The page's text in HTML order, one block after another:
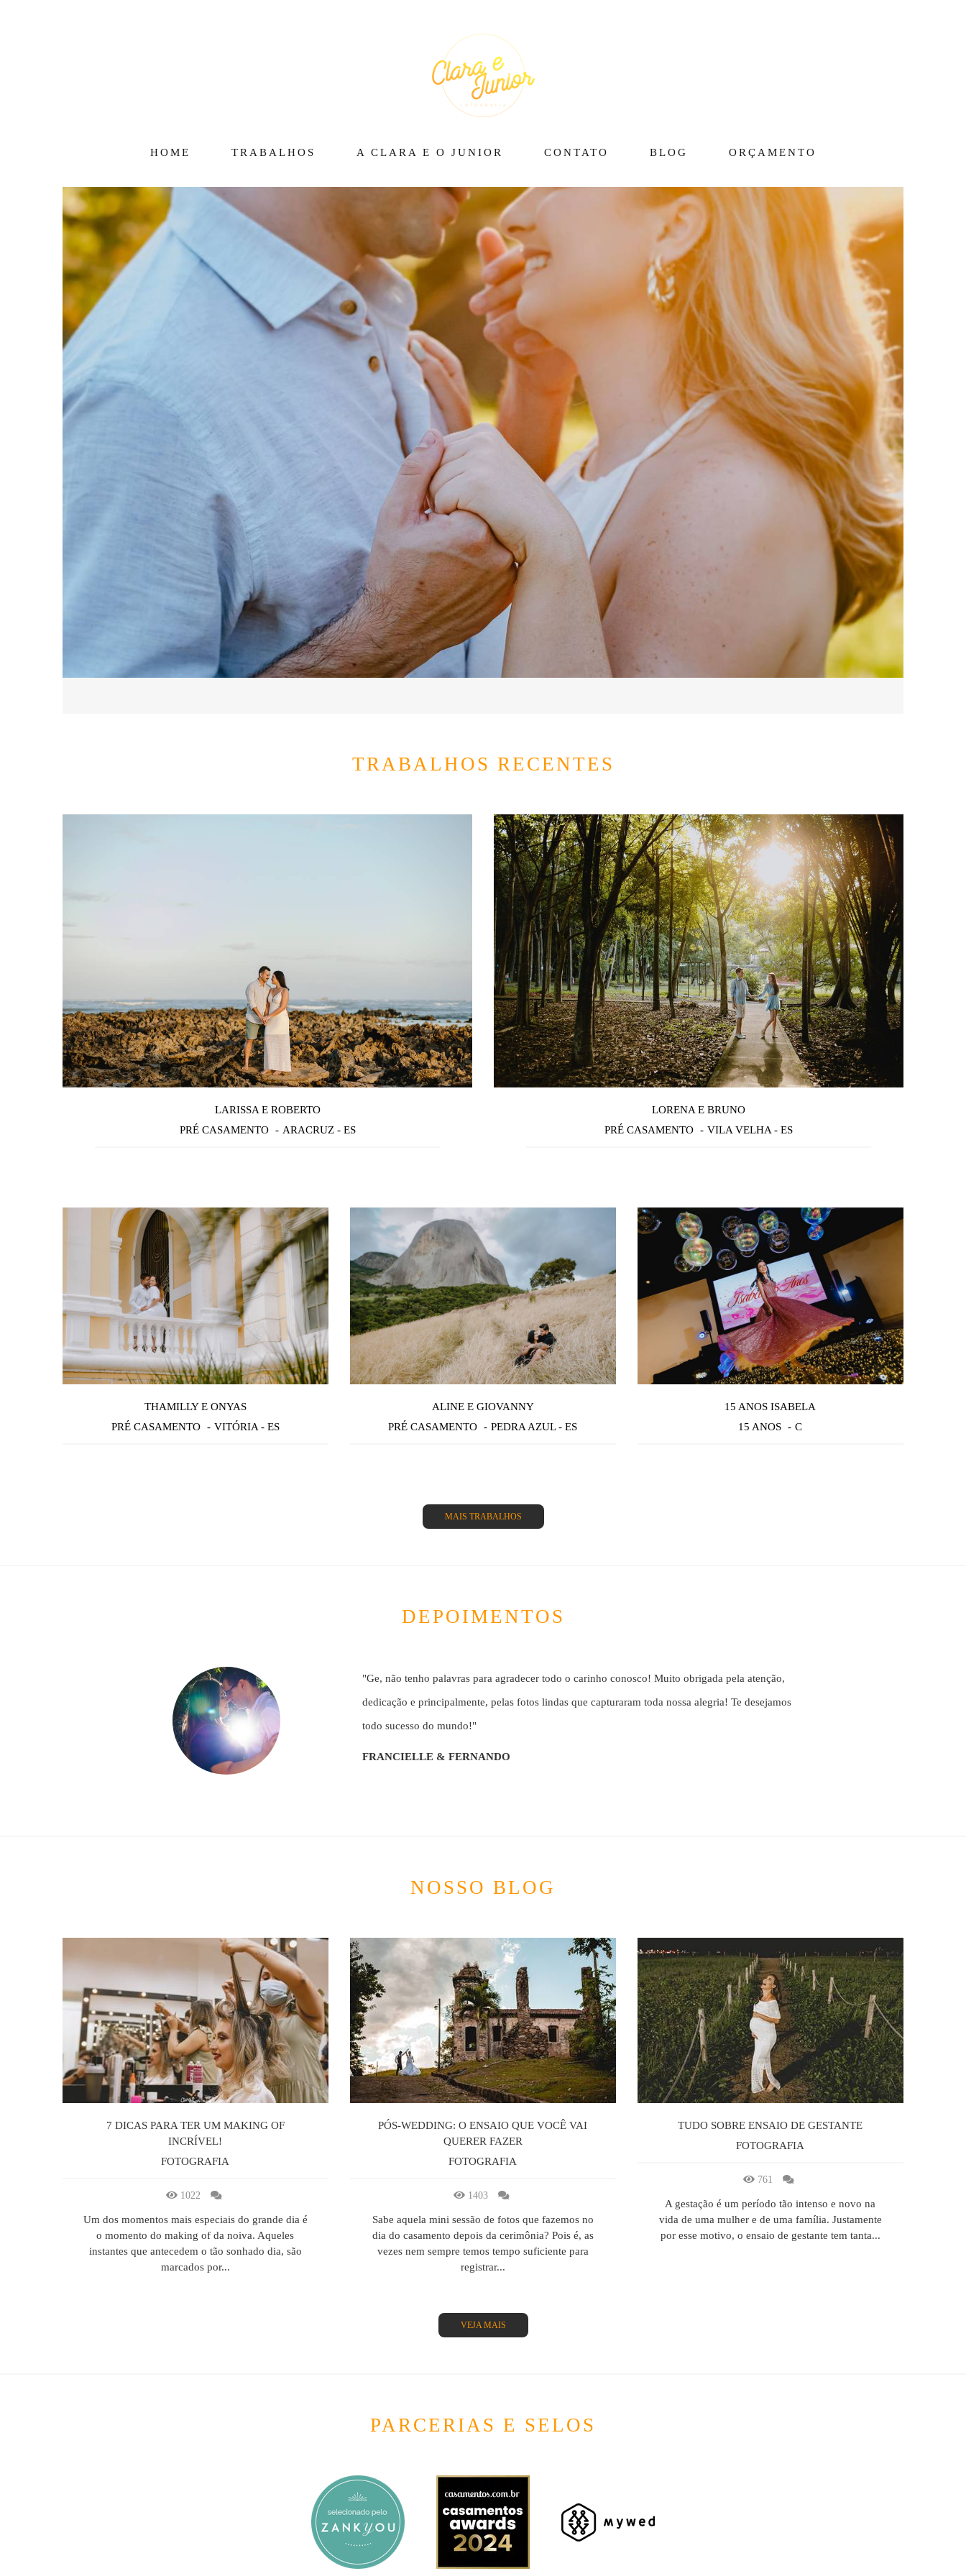
HOME TRABALHOS A CLARA E O JUNIOR CONTATO BLOG ORÇAMENTO
TRABALHOS RECENTES
LARISSA E ROBERTO
PRÉ CASAMENTO
ARACRUZ - ES
LORENA E BRUNO
PRÉ CASAMENTO
VILA VELHA - ES
THAMILLY E ONYAS
PRÉ CASAMENTO
VITÓRIA - ES
ALINE E GIOVANNY
PRÉ CASAMENTO
PEDRA AZUL - ES
15 ANOS ISABELA
15 ANOS
C
MAIS TRABALHOS
DEPOIMENTOS
"Ge, não tenho palavras para agradecer todo o carinho conosco! Muito obrigada pela atenção,
dedicação e principalmente, pelas fotos lindas que capturaram toda nossa alegria! Te desejamos
todo sucesso do mundo!"
FRANCIELLE & FERNANDO
NOSSO BLOG
7 DICAS PARA TER UM MAKING OF
INCRÍVEL!
FOTOGRAFIA
1022
Um dos momentos mais especiais do grande dia é
o momento do making of da noiva. Aqueles
instantes que antecedem o tão sonhado dia, são
marcados por...
PÓS-WEDDING: O ENSAIO QUE VOCÊ VAI
QUERER FAZER
FOTOGRAFIA
1403
Sabe aquela mini sessão de fotos que fazemos no
dia do casamento depois da cerimônia? Pois é, as
vezes nem sempre temos tempo suficiente para
registrar...
TUDO SOBRE ENSAIO DE GESTANTE
FOTOGRAFIA
761
A gestação é um período tão intenso e novo na
vida de uma mulher e de uma família. Justamente
por esse motivo, o ensaio de gestante tem tanta...
VEJA MAIS
PARCERIAS E SELOS